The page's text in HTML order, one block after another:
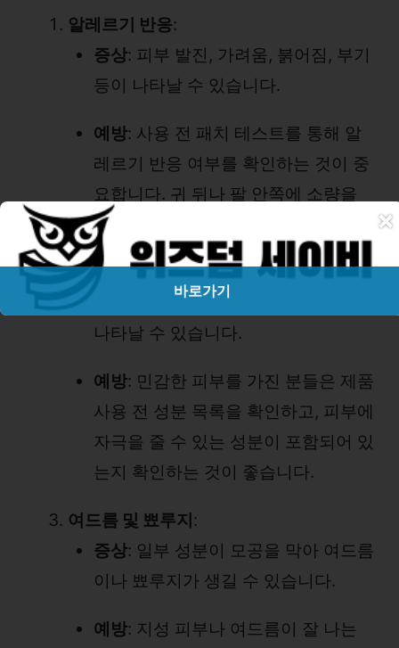
알레르기 반응:
증상: 피부 발진, 가려움, 붉어짐, 부기
등이 나타날 수 있습니다.
예방: 사용 전 패치 테스트를 통해 알
레르기 반응 여부를 확인하는 것이 중
요합니다. 귀 뒤나 팔 안쪽에 소량을
발라 24시간 동안 반응을 관찰하세요.
피부 자극:
: 따가움, 화끈거림, 붉어짐 등이
나타날 수 있습니다.
예방: 민감한 피부를 가진 분들은 제품
사용 전 성분 목록을 확인하고, 피부에
자극을 줄 수 있는 성분이 포함되어 있
는지 확인하는 것이 좋습니다.
여드름 및 뾰루지 :
증상: 일부 성분이 모공을 막아 여드름
이나 뾰루지가 생길 수 있습니다.
예방: 지성 피부나 여드름이 잘 나는
×
바로가기